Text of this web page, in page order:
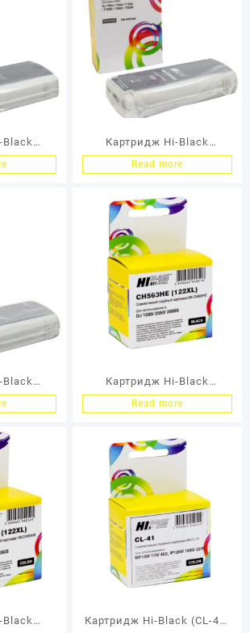
Black
DJ
Картридж Hi-Black
(B3P23A) для HP DJ
№727, 130 мл
Read more
Black
DJ
Картридж Hi-Black
(CH563HE) для HP DJ
Bk
Read more
Картридж Hi-Black (CL-41)